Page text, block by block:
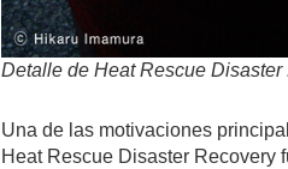
Detalle de Heat Rescue
Una de las motivaciones
Heat Rescue Disaster Recovery